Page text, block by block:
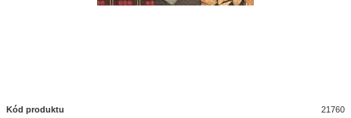
Kód produktu
21760